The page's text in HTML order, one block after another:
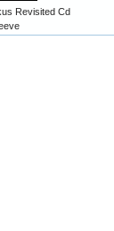
Revisited Cd